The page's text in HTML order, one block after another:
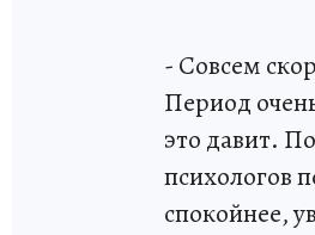
- Совсем
Период
это давит.
психологов
спокойнее,